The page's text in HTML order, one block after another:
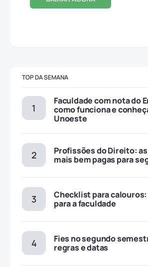
TOP DA SEMANA
Faculdade com nota do
como funciona e
Unoeste
Profissões do Direito:
mais bem pagas para
Checklist para
para a faculdade
Fies no segundo
regras e datas